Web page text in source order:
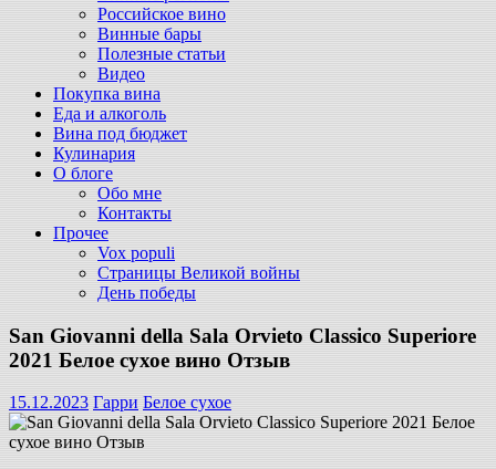
Российское вино
Винные бары
Полезные статьи
Видео
Покупка вина
Еда и алкоголь
Вина под бюджет
Кулинария
О блоге
Обо мне
Контакты
Прочее
Vox populi
Страницы Великой войны
День победы
San Giovanni della Sala Orvieto Classico Superiore
2021 Белое сухое вино Отзыв
15.12.2023 Гарри Белое сухое